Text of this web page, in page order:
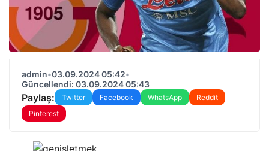
admin•03.09.2024 05:42•
Güncellendi: 03.09.2024 05:43
Paylaş: Twitter Facebook WhatsApp
Reddit
Pinterest